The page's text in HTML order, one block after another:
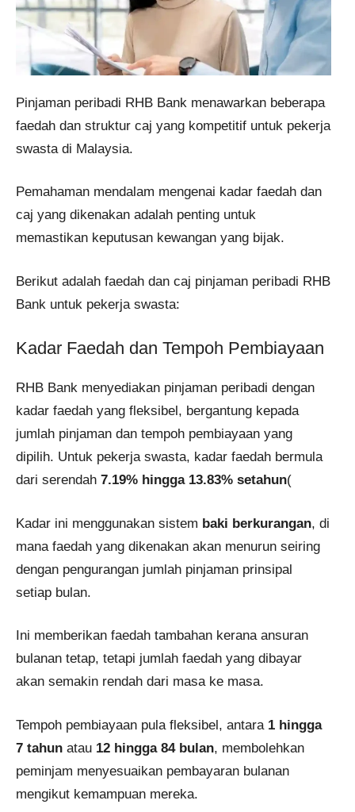
Pinjaman peribadi RHB Bank menawarkan beberapa
faedah dan struktur caj yang kompetitif untuk pekerja
swasta di Malaysia.
Pemahaman mendalam mengenai kadar faedah dan
caj yang dikenakan adalah penting untuk
memastikan keputusan kewangan yang bijak.
Berikut adalah faedah dan caj pinjaman peribadi RHB
Bank untuk pekerja swasta:
Kadar Faedah dan Tempoh Pembiayaan
RHB Bank menyediakan pinjaman peribadi dengan
kadar faedah yang fleksibel, bergantung kepada
jumlah pinjaman dan tempoh pembiayaan yang
dipilih. Untuk pekerja swasta, kadar faedah bermula
dari serendah 7.19% hingga 13.83% setahun​(
Kadar ini menggunakan sistem baki berkurangan, di
mana faedah yang dikenakan akan menurun seiring
dengan pengurangan jumlah pinjaman prinsipal
setiap bulan.
Ini memberikan faedah tambahan kerana ansuran
bulanan tetap, tetapi jumlah faedah yang dibayar
akan semakin rendah dari masa ke masa.
Tempoh pembiayaan pula fleksibel, antara 1 hingga
7 tahun atau 12 hingga 84 bulan, membolehkan
peminjam menyesuaikan pembayaran bulanan
mengikut kemampuan mereka.